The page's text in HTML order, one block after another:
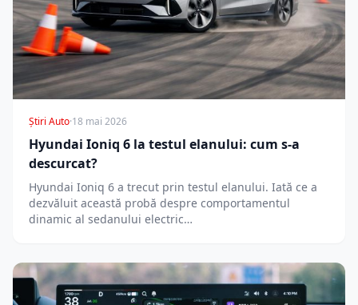
Știri Auto·18 mai 2026
Hyundai Ioniq 6 la testul elanului: cum s-a
descurcat?
Hyundai Ioniq 6 a trecut prin testul elanului. Iată ce a
dezvăluit această probă despre comportamentul
dinamic al sedanului electric…